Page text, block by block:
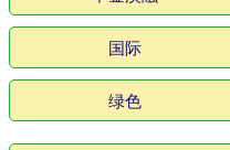
国际
绿色